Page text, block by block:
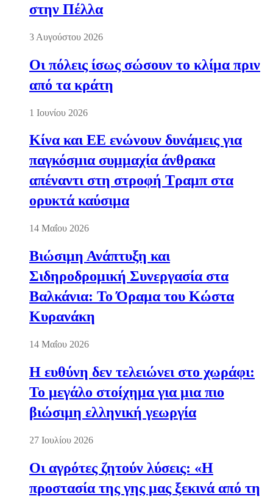
στην Πέλλα
3 Αυγούστου 2026
Οι πόλεις ίσως σώσουν το κλίμα πριν
από τα κράτη
1 Ιουνίου 2026
Κίνα και ΕΕ ενώνουν δυνάμεις για
παγκόσμια συμμαχία άνθρακα
απέναντι στη στροφή Τραμπ στα
ορυκτά καύσιμα
14 Μαΐου 2026
Βιώσιμη Ανάπτυξη και
Σιδηροδρομική Συνεργασία στα
Βαλκάνια: Το Όραμα του Κώστα
Κυρανάκη
14 Μαΐου 2026
Η ευθύνη δεν τελειώνει στο χωράφι:
Το μεγάλο στοίχημα για μια πιο
βιώσιμη ελληνική γεωργία
27 Ιουλίου 2026
Οι αγρότες ζητούν λύσεις: «Η
προστασία της γης μας ξεκινά από τη